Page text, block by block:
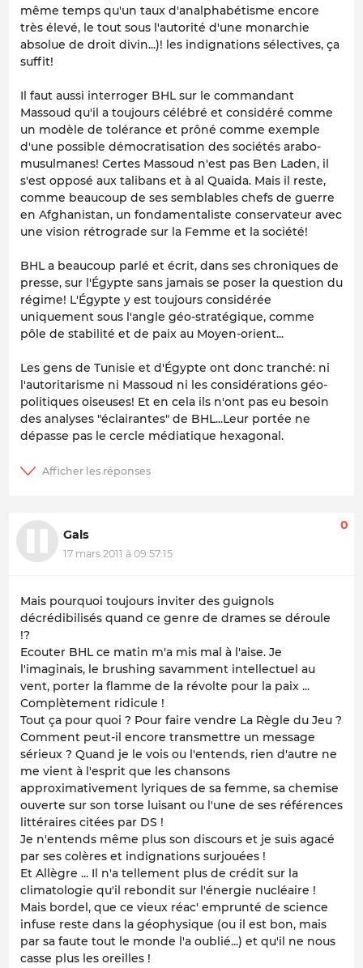
même temps qu'un taux d'analphabétisme encore
très élevé, le tout sous l'autorité d'une monarchie
absolue de droit divin...)! les indignations sélectives, ça
suffit!
Il faut aussi interroger BHL sur le commandant
Massoud qu'il a toujours célébré et considéré comme
un modèle de tolérance et prôné comme exemple
d'une possible démocratisation des sociétés arabo-
musulmanes! Certes Massoud n'est pas Ben Laden, il
s'est opposé aux talibans et à al Quaida. Mais il reste,
comme beaucoup de ses semblables chefs de guerre
en Afghanistan, un fondamentaliste conservateur avec
une vision rétrograde sur la Femme et la société!
BHL a beaucoup parlé et écrit, dans ses chroniques de
presse, sur l'Égypte sans jamais se poser la question du
régime! L'Égypte y est toujours considérée
uniquement sous l'angle géo-stratégique, comme
pôle de stabilité et de paix au Moyen-orient...
Les gens de Tunisie et d'Égypte ont donc tranché: ni
l'autoritarisme ni Massoud ni les considérations géo-
politiques oiseuses! Et en cela ils n'ont pas eu besoin
des analyses "éclairantes" de BHL...Leur portée ne
dépasse pas le cercle médiatique hexagonal.
Gals
17 mars 2011 à 09:57:15
0
Mais pourquoi toujours inviter des guignols
décrédibilisés quand ce genre de drames se déroule
!?
Ecouter BHL ce matin m'a mis mal à l'aise. Je
l'imaginais, le brushing savamment intellectuel au
vent, porter la flamme de la révolte pour la paix ...
Complètement ridicule !
Tout ça pour quoi ? Pour faire vendre La Règle du Jeu ?
Comment peut-il encore transmettre un message
sérieux ? Quand je le vois ou l'entends, rien d'autre ne
me vient à l'esprit que les chansons
approximativement lyriques de sa femme, sa chemise
ouverte sur son torse luisant ou l'une de ses références
littéraires citées par DS !
Je n'entends même plus son discours et je suis agacé
par ses colères et indignations surjouées !
Et Allègre ... Il n'a tellement plus de crédit sur la
climatologie qu'il rebondit sur l'énergie nucléaire !
Mais bordel, que ce vieux réac' emprunté de science
infuse reste dans la géophysique (ou il est bon, mais
par sa faute tout le monde l'a oublié...) et qu'il ne nous
casse plus les oreilles !